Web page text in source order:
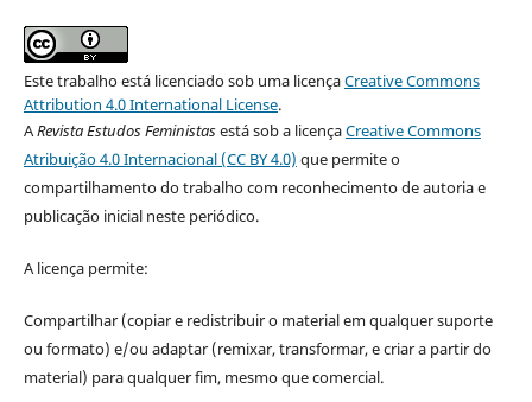
Este trabalho está licenciado sob uma licençaCreative Commons
Attribution 4.0 International License.
ARevista Estudos Feministasestá sob a licençaCreative Commons
Atribuição 4.0 Internacional (CC BY 4.0) que permite o
compartilhamento do trabalho com reconhecimento de autoria e
publicação inicial neste periódico.
A licença permite:
Compartilhar (copiar e redistribuir o material em qualquer suporte
ou formato) e/ou adaptar (remixar, transformar, e criar a partir do
material) para qualquer fim, mesmo que comercial.